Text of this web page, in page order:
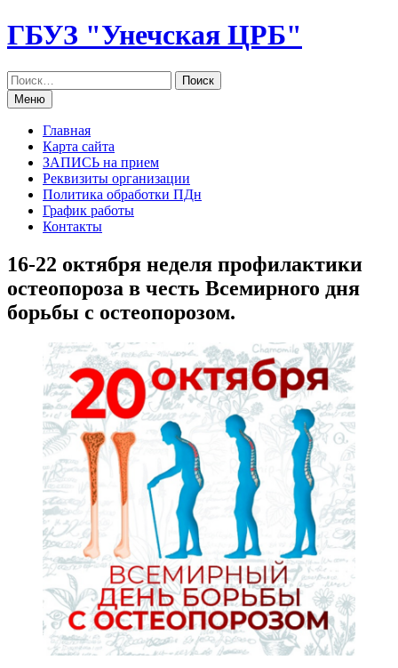
Перейти
к
ГБУЗ "Унечская ЦРБ"
Меню
Главная
Карта сайта
ЗАПИСЬ на прием
Реквизиты организации
Политика обработки ПДн
График работы
Контакты
16-22 октября неделя профилактики
остеопороза в честь Всемирного дня
борьбы с остеопорозом.